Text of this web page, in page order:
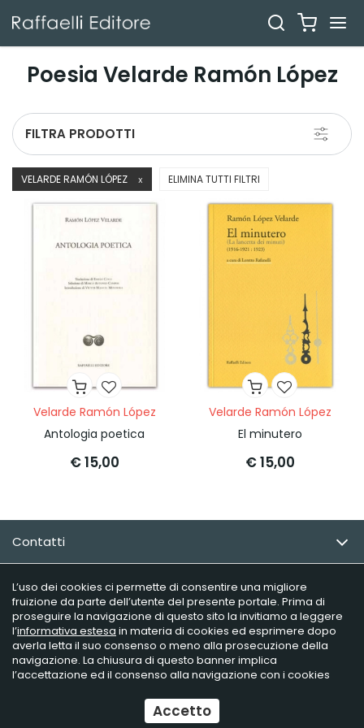
Poesia Velarde Ramón López
Toggle
FILTRA PRODOTTI
VELARDE RAMÓN LÓPEZ X ELIMINA TUTTI FILTRI
Velarde Ramón López
Antologia poetica
€ 15,00
Velarde Ramón López
El minutero
€ 15,00
Contatti
Email Newsletter
Info utili
Raffaelli Editore - P.iva 02181230406
Ecommerce by Daisuke
L’uso dei cookies ci permette di consentire una migliore
fruizione da parte dell’utente del presente portale. Prima di
proseguire la navigazione di questo sito la invitiamo a leggere
l’informativa estesa in materia di cookies ed esprimere dopo
averla letta il suo consenso o meno alla prosecuzione della
navigazione. La chiusura di questo banner implica
l’accettazione ed il consenso alla navigazione con i cookies
Accetto